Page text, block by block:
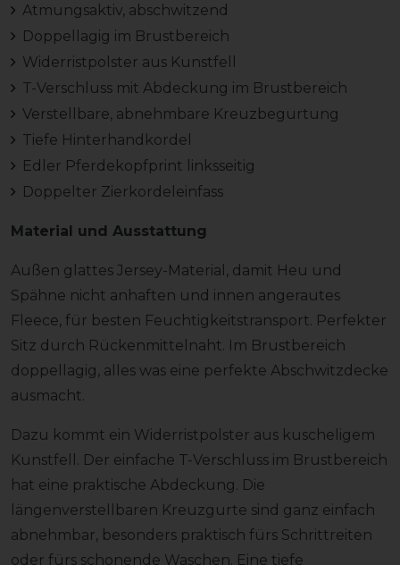
Atmungsaktiv, abschwitzend
Doppellagig im Brustbereich
Widerristpolster aus Kunstfell
T-Verschluss mit Abdeckung im Brustbereich
Verstellbare, abnehmbare Kreuzbegurtung
Tiefe Hinterhandkordel
Edler Pferdekopfprint linksseitig
Doppelter Zierkordeleinfass
Material und Ausstattung
Außen glattes Jersey-Material, damit Heu und
Spähne nicht anhaften und innen angerautes
Fleece, für besten Feuchtigkeitstransport. Perfekter
Sitz durch Rückenmittelnaht. Im Brustbereich
doppellagig, alles was eine perfekte Abschwitzdecke
ausmacht.
Dazu kommt ein Widerristpolster aus kuscheligem
Kunstfell. Der einfache T-Verschluss im Brustbereich
hat eine praktische Abdeckung. Die
längenverstellbaren Kreuzgurte sind ganz einfach
abnehmbar, besonders praktisch fürs Schrittreiten
oder fürs schonende Waschen. Eine tiefe